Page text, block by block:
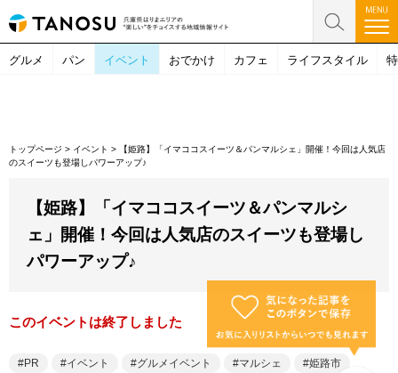
グルメ パン イベント おでかけ カフェ ライフスタイル
トップページ > イベント >
【姫路】「イマココスイーツ＆パンマルシェ」開催！今回は人気店
のスイーツも登場しパワーアップ♪
【姫路】「イマココスイーツ＆パンマルシ
ェ」開催！今回は人気店のスイーツも登場し
パワーアップ♪
このイベントは終了しました
PR イベント グルメイベント マルシェ 姫路市